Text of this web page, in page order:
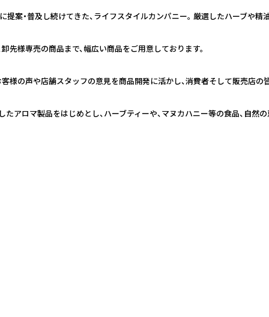
に提案・普及し続けてきた、ライフスタイルカンパニー。 厳選したハーブや
先様専売の商品まで、幅広い商品をご用意しております。
様の声や店舗スタッフの意見を商品開発に活かし、消費者そして販売店の
たアロマ製品をはじめとし、ハーブティーや、マヌカハニー等の食品、自然